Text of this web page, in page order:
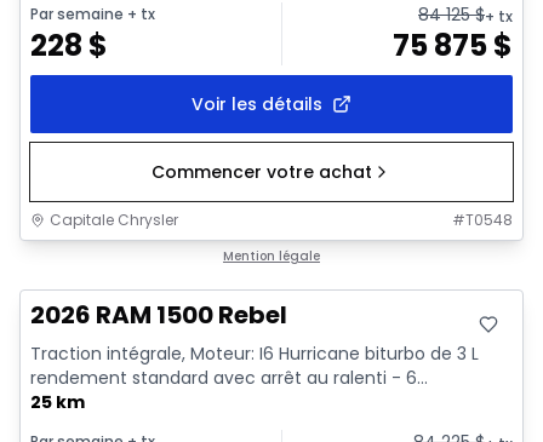
Par semaine + tx
228 $
84 125$+ tx
75 875$
Voir les détails
Commencer votre achat
Capitale Chrysler #T0548
Mention légale
2026 RAM 1500 Rebel
Traction intégrale, Moteur: I6 Hurricane biturbo de 3 L
rendement standard avec arrêt au ralenti - 6...
25 km